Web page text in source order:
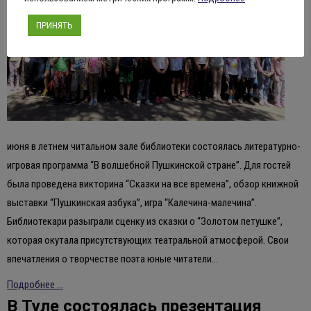
июня в летнем читальном зале библиотеки состоялась литературно-
игровая программа “В волшебной Пушкинской стране”. Для гостей
была проведена викторина “Сказки на все времена”, обзор книжной
выставки “Пушкинская азбука”, игра “Калечина-малечина”.
Библиотекари разыграли сценку из сказки о “Золотом петушке”,
которая окутала присутствующих театральной атмосферой. Свои
впечатления о творчестве поэта юные читатели…
Подробнее ...
В Туле состоялась презентация
ПРИНЯТЬ